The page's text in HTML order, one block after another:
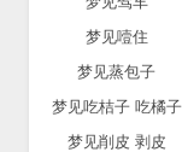
梦见噎住
梦见蒸包子
梦见吃桔子 吃橘子
梦见削皮 剥皮